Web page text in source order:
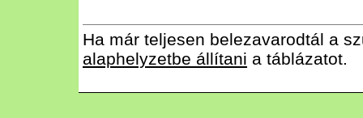
Ha már teljesen belezavarodtál a
alaphelyzetbe állítani a táblázatot.